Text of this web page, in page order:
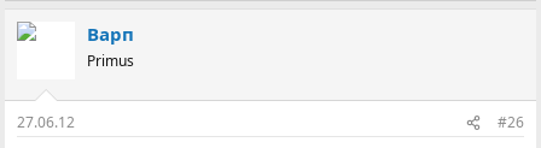
Варп
Primus
27.06.12 #26